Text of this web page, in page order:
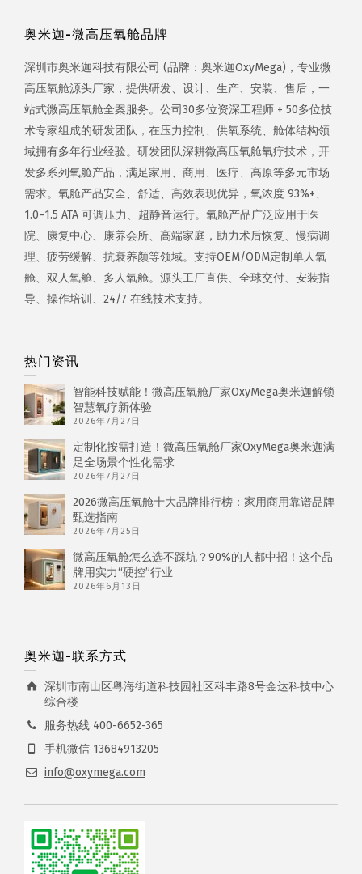
奥米迦-微高压氧舱品牌
深圳市奥米迦科技有限公司 (品牌：奥米迦OxyMega)，专业微
高压氧舱源头厂家，提供研发、设计、生产、安装、售后，一
站式微高压氧舱全案服务。公司30多位资深工程师 + 50多位技
术专家组成的研发团队，在压力控制、供氧系统、舱体结构领
域拥有多年行业经验。研发团队深耕微高压氧舱氧疗技术，开
发多系列氧舱产品，满足家用、商用、医疗、高原等多元市场
需求。氧舱产品安全、舒适、高效表现优异，氧浓度 93%+、
1.0–1.5 ATA 可调压力、超静音运行。氧舱产品广泛应用于医
院、康复中心、康养会所、高端家庭，助力术后恢复、慢病调
理、疲劳缓解、抗衰养颜等领域。支持OEM/ODM定制单人氧
舱、双人氧舱、多人氧舱。源头工厂直供、全球交付、安装指
导、操作培训、24/7 在线技术支持。
热门资讯
智能科技赋能！微高压氧舱厂家OxyMega奥米迦解锁
智慧氧疗新体验
2026年7月27日
定制化按需打造！微高压氧舱厂家OxyMega奥米迦满
足全场景个性化需求
2026年7月27日
2026微高压氧舱十大品牌排行榜：家用商用靠谱品牌
甄选指南
2026年7月25日
微高压氧舱怎么选不踩坑？90%的人都中招！这个品
牌用实力“硬控”行业
2026年6月13日
奥米迦-联系方式
深圳市南山区粤海街道科技园社区科丰路8号金达科技中心
综合楼
服务热线 400-6652-365
手机微信 13684913205
info@oxymega.com